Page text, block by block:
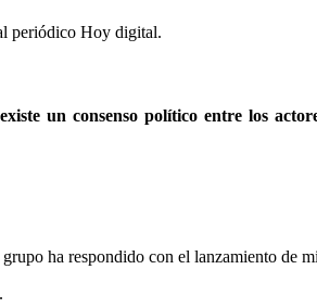
periódico Hoy digital.
un consenso político entre los
grupo ha respondido con el lanzamiento de